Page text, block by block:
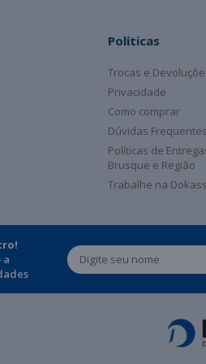
Políticas
Trocas e
Privacidade
Como comprar
Dúvidas Frequentes
Políticas de
Brusque e Região
Trabalhe na
a